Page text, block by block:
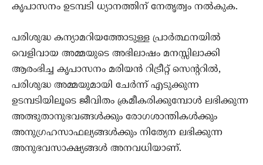
കൃപാസനം ഉടമ്പടി ധ്യാനത്തിന് നേതൃത്വം നൽകുക.
പരിശുദ്ധ കന്യാമറിയത്തോടുള്ള പ്രാർത്ഥനയിൽ
വെളിവായ അമ്മയുടെ അഭിലാഷം മനസ്സിലാക്കി
ആരംഭിച്ച കൃപാസനം മരിയൻ റിട്രീറ്റ് സെന്ററിൽ,
പരിശുദ്ധ അമ്മയുമായി ചേർന്ന് എടുക്കുന്ന
ഉടമ്പടിയിലൂടെ ജീവിതം ക്രമീകരിക്കുമ്പോൾ ലഭിക്കുന്ന
അത്ഭുതാനുഭവങ്ങൾക്കും രോഗശാന്തികൾക്കും
അനുഗ്രഹസാഫല്യങ്ങൾക്കും നിത്യേന ലഭിക്കുന്ന
അനുഭവസാക്ഷ്യങ്ങൾ അനവധിയാണ്.